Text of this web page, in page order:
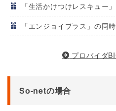
「生活かけつけレスキュー
「エンジョイプラス」の同
プロバイダ
So-netの場合